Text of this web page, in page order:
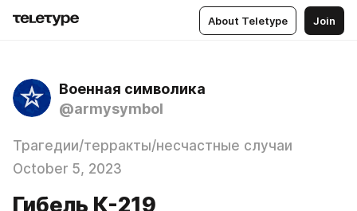
About Teletype Join
Военная символика
@armysymbol
Трагедии/терракты/несчастные случаи
October 5, 2023
Гибель К-219